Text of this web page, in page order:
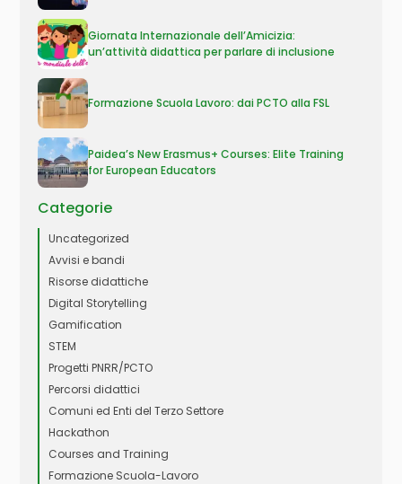
Giornata Internazionale dell’Amicizia:
un’attività didattica per parlare di inclusione
Formazione Scuola Lavoro: dai PCTO alla FSL
Paidea’s New Erasmus+ Courses: Elite Training
for European Educators
Categorie
Uncategorized
Avvisi e bandi
Risorse didattiche
Digital Storytelling
Gamification
STEM
Progetti PNRR/PCTO
Percorsi didattici
Comuni ed Enti del Terzo Settore
Hackathon
Courses and Training
Formazione Scuola-Lavoro